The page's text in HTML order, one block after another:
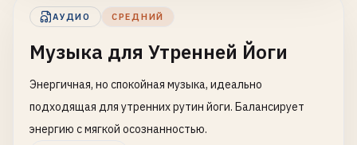
АУДИО СРЕДНИЙ
Музыка для Утренней Йоги
Энергичная, но спокойная музыка, идеально
подходящая для утренних рутин йоги. Балансирует
энергию с мягкой осознанностью.